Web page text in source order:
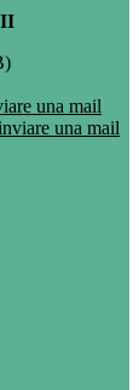
una mail
una mail